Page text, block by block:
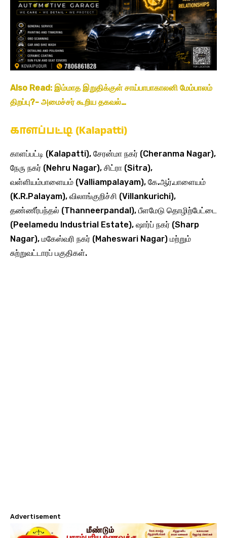
Also Read: இம்மாத இறுதிக்குள் சாய்பாபாகாலனி மேம்பாலம்
திறப்பு?- அமைச்சர் கூறிய தகவல்…
காளப்பட்டி (Kalapatti)
காளப்பட்டி (Kalapatti), சேரன்மா நகர் (Cheranma Nagar),
நேரு நகர் (Nehru Nagar), சிட்ரா (Sitra),
வள்ளியம்பாளையம் (Valliampalayam), கே.ஆர்.பாளையம்
(K.R.Palayam), விலாங்குறிச்சி (Villankurichi),
தண்ணீர்பந்தல் (Thanneerpandal), பீளமேடு தொழிற்பேட்டை
(Peelamedu Industrial Estate), ஷார்ப் நகர் (Sharp
Nagar), மகேஸ்வரி நகர் (Maheswari Nagar) மற்றும்
சுற்றுவட்டாரப் பகுதிகள்.
Advertisement